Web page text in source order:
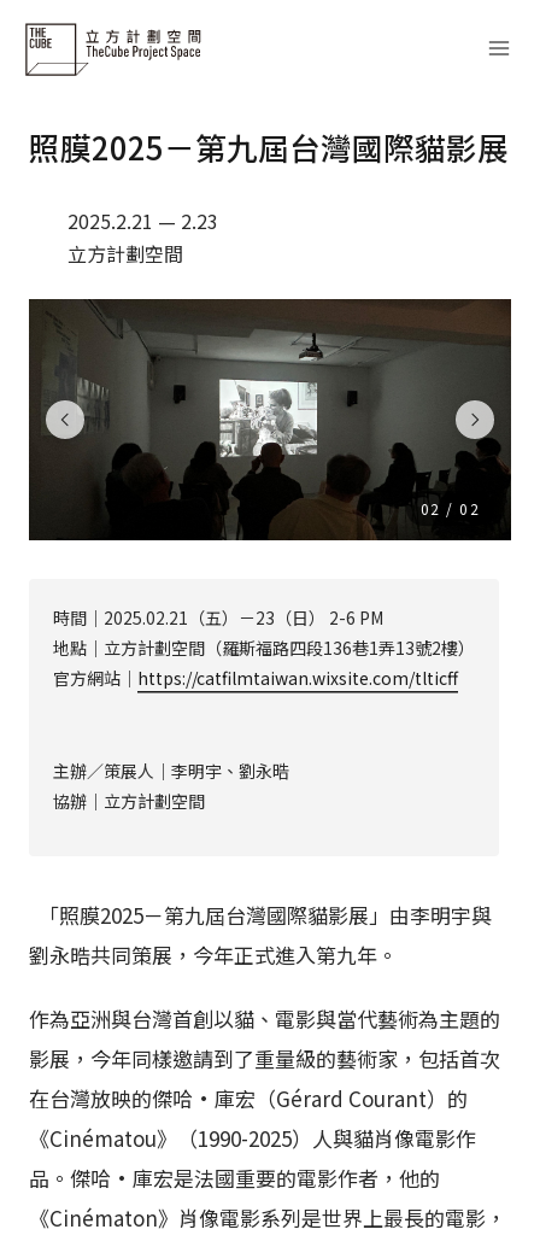
Skip
content
照膜2025－第九屆台灣國際貓影展
2025.2.21 — 2.23
立方計劃空間
02 /02
「照膜2025－第九屆台灣國際貓影展」由李明宇與
劉永晧共同策展，今年正式進入第九年。
作為亞洲與台灣首創以貓、電影與當代藝術為主題的
影展，今年同樣邀請到了重量級的藝術家，包括首次
在台灣放映的傑哈·庫宏（Gérard Courant）的
《Cinématou》（1990-2025）人與貓肖像電影作
品。傑哈·庫宏是法國重要的電影作者，他的
《Cinématon》肖像電影系列是世界上最長的電影，
時間｜2025.02.21（五）－23（日） 2-6 PM
地點｜立方計劃空間（羅斯福路四段136巷1弄13號2樓）
官方網站｜ https://catfilmtaiwan.wixsite.com/tlticff
主辦／策展人｜李明宇、劉永晧
協辦｜立方計劃空間